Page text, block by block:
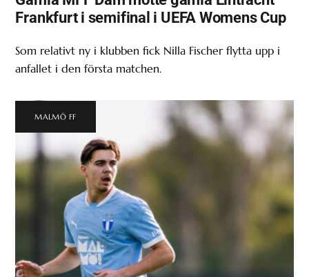
Frankfurt i semifinal i UEFA Womens Cup
Som relativt ny i klubben fick Nilla Fischer flytta upp i
anfallet i den första matchen.
MALMÖ FF